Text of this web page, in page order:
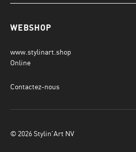
WEBSHOP
www.stylinart.shop
Online
Contactez-nous
© 2026 Stylin'Art NV